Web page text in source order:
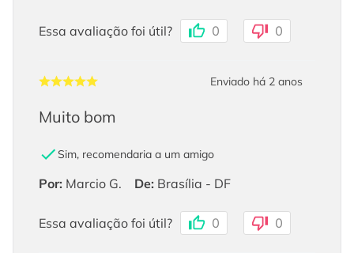
Essa avaliação foi útil? 0 0
Enviado há 2 anos
Muito bom
Sim, recomendaria a um amigo
Por: Marcio G. De: Brasília - DF
Essa avaliação foi útil? 0 0